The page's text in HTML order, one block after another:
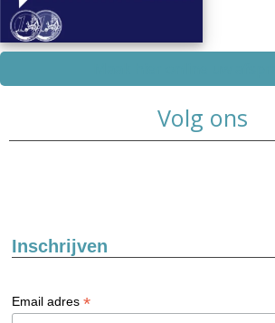
Volg ons
Inschrijven
Email adres*